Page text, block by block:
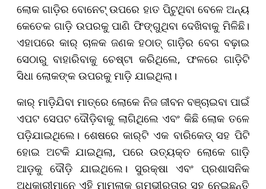
ଲୋକ ଗାଡ଼ିର ବୋନେଟ୍ ଉପରେ ହାତ ପିଟୁଥିବା ବେଳେ ଅନ୍ୟ
କେତେକ ଗାଡ଼ି ଉପରକୁ ପାଣି ଫିଙ୍ଗୁଥିବା ଦେଖିବାକୁ ମିଳିଛି।
ଏହାପରେ କାର୍ ଚାଳକ ଜଣକ ହଠାତ୍ ଗାଡ଼ିର ବେଗ ବଢ଼ାଇ
ସେଠାରୁ ବାହାରିବାକୁ ଚେଷ୍ଟା କରିଥିଲେ, ଫଳରେ ଗାଡ଼ିଟି
ସିଧା ଲୋକଙ୍କ ଉପରକୁ ମାଡ଼ି ଯାଇଥିଲା।
କାର୍ ମାଡ଼ିଯିବା ମାତ୍ରେ ଲୋକେ ନିଜ ଜୀବନ ବଞ୍ଚାଇବା ପାଇଁ
ଏପଟ ସେପଟ ଦୌଡ଼ିବାକୁ ଲାଗିଥିଲେ ଏବଂ କିଛି ଲୋକ ତଳେ
ପଡ଼ିଯାଇଥିଲେ। ଶେଷରେ କାର୍‌ଟି ଏକ ବାରିକେଡ୍ ସହ ପିଟି
ହୋଇ ଅଟକି ଯାଇଥିଲା, ପରେ ଉତ୍ୟକ୍ତ ଲୋକେ ଗାଡ଼ି
ଆଡ଼କୁ ଦୌଡ଼ି ଯାଇଥିଲେ। ସୁରକ୍ଷା ଏବଂ ପ୍ରଶାସନିକ
ଅଧିକାରୀମାନେ ଏହି ମାମଲାକୁ ଗମ୍ଭୀରତାର ସହ ନେଇଛନ୍ତି